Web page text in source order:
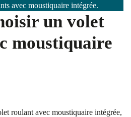
avec moustiquaire intégrée.
un volet
moustiquaire
roulant avec moustiquaire intégrée,